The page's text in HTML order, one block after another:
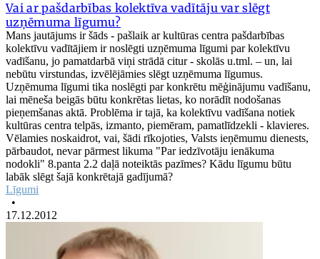
Vai ar pašdarbības kolektīva vadītāju var slēgt
uzņēmuma līgumu?
Mans jautājums ir šāds - pašlaik ar kultūras centra pašdarbības
kolektīvu vadītājiem ir noslēgti uzņēmuma līgumi par kolektīvu
vadīšanu, jo pamatdarbā viņi strādā citur - skolās u.tml. – un, lai
nebūtu virstundas, izvēlējāmies slēgt uzņēmuma līgumus.
Uzņēmuma līgumi tika noslēgti par konkrētu mēģinājumu vadīšanu,
lai mēneša beigās būtu konkrētas lietas, ko norādīt nodošanas
pieņemšanas aktā. Problēma ir tajā, ka kolektīvu vadīšana notiek
kultūras centra telpās, izmanto, piemēram, pamatlīdzekli - klavieres.
Vēlamies noskaidrot, vai, šādi rīkojoties, Valsts ieņēmumu dienests,
pārbaudot, nevar pārmest likuma "Par iedzīvotāju ienākuma
nodokli" 8.panta 2.2 daļā noteiktās pazīmes? Kādu līgumu būtu
labāk slēgt šajā konkrētajā gadījumā?
Līgumi
•
17.12.2012